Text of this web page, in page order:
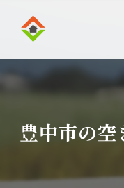
豊中市の